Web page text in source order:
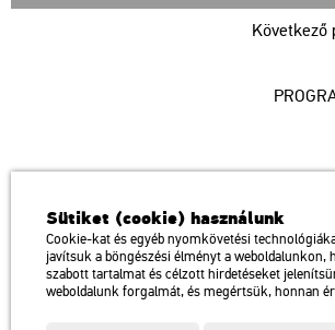
Következő
a Magyar Művészeti Akadémia intézménye
1146 Budapest, Dózsa György út 37.
Megközelíthető: Millenniumi Földalatti Vasút –
Trolibusz: 75, 79 / Autóbusz: 20, 30, 105
Sütiket (cookie) használunk
Cookie-kat és egyéb nyomkövetési
javítsuk a böngészési élményt a weboldalunkon,
szabott tartalmat és célzott hirdetéseket
weboldalunk forgalmát, és megértsük, honnan